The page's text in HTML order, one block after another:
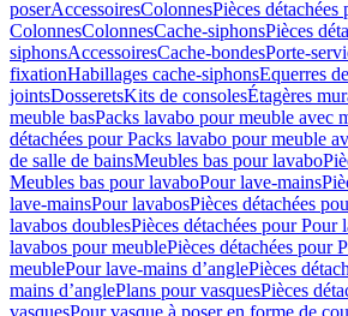
poserAccessoiresColonnesPièces détachées
ColonnesColonnesCache-siphonsPièces
siphonsAccessoiresCache-bondesPorte-
fixationHabillages cache-siphonsEquerres
jointsDosseretsKits de consolesÉtagères
meuble basPacks lavabo pour meuble avec
détachées pour Packs lavabo pour meuble
de salle de bainsMeubles bas pour lavabo
Meubles bas pour lavaboPour lave-mains
lave-mainsPour lavabosPièces détachées
lavabos doublesPièces détachées pour Pour
lavabos pour meublePièces détachées pour
meublePour lave-mains d’anglePièces
mains d’anglePlans pour vasquesPièces
vasquesPour vasque à poser en forme de